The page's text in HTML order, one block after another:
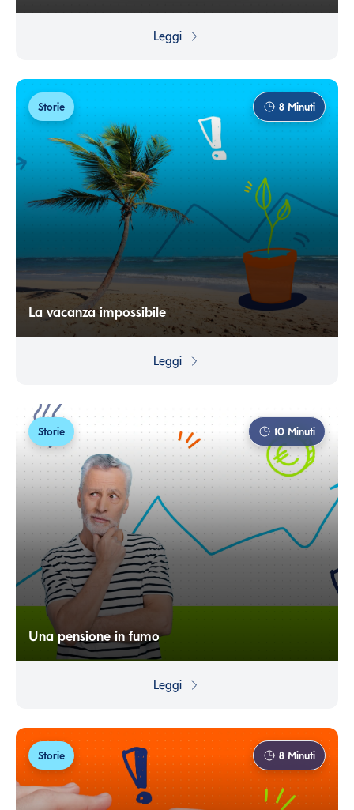
del suo sudore, delle sue cadute e del suo successo. In
Leggi
Storie 8 Minuti
La vacanza impossibile
Regalarsi una vacanza per passare del tempo di qualità
quando si fatica ad arrivare a fine mese. Ma forse,
Leggi
Storie 10 Minuti
Una pensione in fumo
Ci sono spese superflue che diventano ricorrenti e che
discussione. Ma se quegli stessi soldi che spendiamo per
Leggi
Storie 8 Minuti